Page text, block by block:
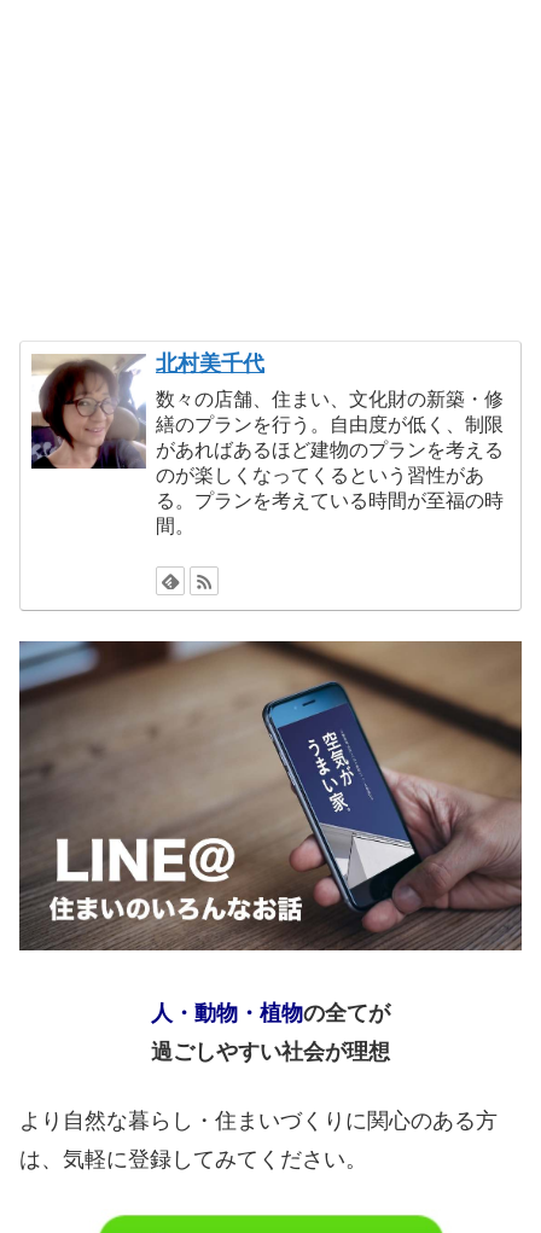
北村美千代
数々の店舗、住まい、文化財の新築・修
繕のプランを行う。自由度が低く、制限
があればあるほど建物のプランを考える
のが楽しくなってくるという習性があ
る。プランを考えている時間が至福の時
間。
人・動物・植物の全てが
過ごしやすい社会が理想
より自然な暮らし・住まいづくりに関心のある方
は、気軽に登録してみてください。